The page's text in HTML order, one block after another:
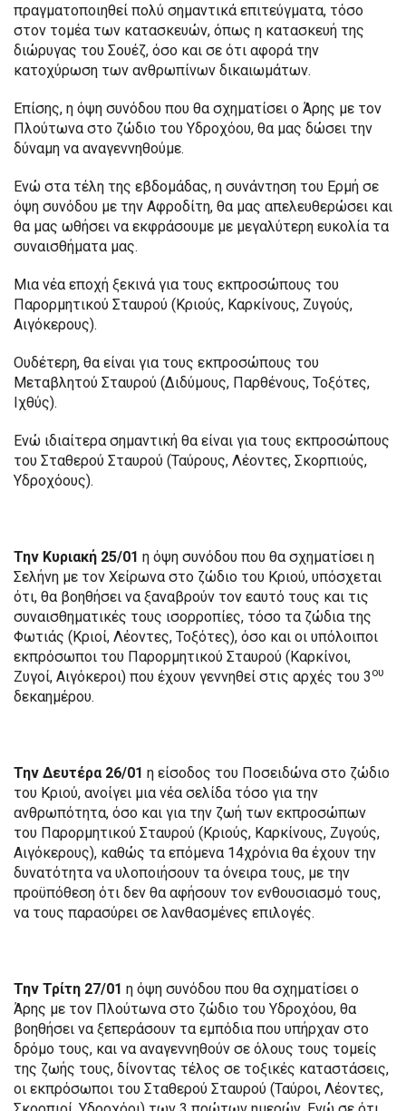
πραγματοποιηθεί πολύ σημαντικά επιτεύγματα, τόσο
στον τομέα των κατασκευών, όπως η κατασκευή της
διώρυγας του Σουέζ, όσο και σε ότι αφορά την
κατοχύρωση των ανθρωπίνων δικαιωμάτων.
Επίσης, η όψη συνόδου που θα σχηματίσει ο Άρης με τον
Πλούτωνα στο ζώδιο του Υδροχόου, θα μας δώσει την
δύναμη να αναγεννηθούμε.
Ενώ στα τέλη της εβδομάδας, η συνάντηση του Ερμή σε
όψη συνόδου με την Αφροδίτη, θα μας απελευθερώσει και
θα μας ωθήσει να εκφράσουμε με μεγαλύτερη ευκολία τα
συναισθήματα μας.
Μια νέα εποχή ξεκινά για τους εκπροσώπους του
Παρορμητικού Σταυρού (Κριούς, Καρκίνους, Ζυγούς,
Αιγόκερους).
Ουδέτερη, θα είναι για τους εκπροσώπους του
Μεταβλητού Σταυρού (Διδύμους, Παρθένους, Τοξότες,
Ιχθύς).
Ενώ ιδιαίτερα σημαντική θα είναι για τους εκπροσώπους
του Σταθερού Σταυρού (Ταύρους, Λέοντες, Σκορπιούς,
Υδροχόους).
Την Κυριακή 25/01 η όψη συνόδου που θα σχηματίσει η
Σελήνη με τον Χείρωνα στο ζώδιο του Κριού, υπόσχεται
ότι, θα βοηθήσει να ξαναβρούν τον εαυτό τους και τις
συναισθηματικές τους ισορροπίες, τόσο τα ζώδια της
Φωτιάς (Κριοί, Λέοντες, Τοξότες), όσο και οι υπόλοιποι
εκπρόσωποι του Παρορμητικού Σταυρού (Καρκίνοι,
Ζυγοί, Αιγόκεροι) που έχουν γεννηθεί στις αρχές του 3 ου
δεκαημέρου.
Την Δευτέρα 26/01 η είσοδος του Ποσειδώνα στο ζώδιο
του Κριού, ανοίγει μια νέα σελίδα τόσο για την
ανθρωπότητα, όσο και για την ζωή των εκπροσώπων
του Παρορμητικού Σταυρού (Κριούς, Καρκίνους, Ζυγούς,
Αιγόκερους), καθώς τα επόμενα 14χρόνια θα έχουν την
δυνατότητα να υλοποιήσουν τα όνειρα τους, με την
προϋπόθεση ότι δεν θα αφήσουν τον ενθουσιασμό τους,
να τους παρασύρει σε λανθασμένες επιλογές.
Την Τρίτη 27/01 η όψη συνόδου που θα σχηματίσει ο
Άρης με τον Πλούτωνα στο ζώδιο του Υδροχόου, θα
βοηθήσει να ξεπεράσουν τα εμπόδια που υπήρχαν στο
δρόμο τους, και να αναγεννηθούν σε όλους τους τομείς
της ζωής τους, δίνοντας τέλος σε τοξικές καταστάσεις,
οι εκπρόσωποι του Σταθερού Σταυρού (Ταύροι, Λέοντες,